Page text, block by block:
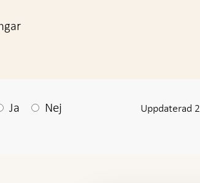
ditt svar visas en kommentarsruta
Ja Nej Uppdaterad